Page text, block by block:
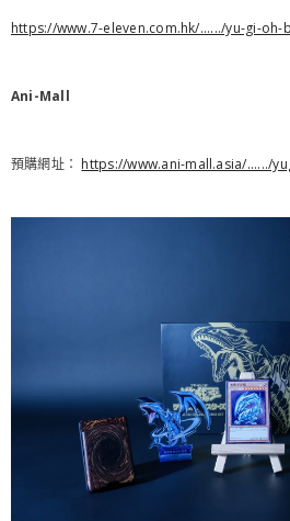
https://www.7-eleven.com.hk/....../yu-gi-oh-
Ani-Mall
預購網址： https://www.ani-mall.asia/....../